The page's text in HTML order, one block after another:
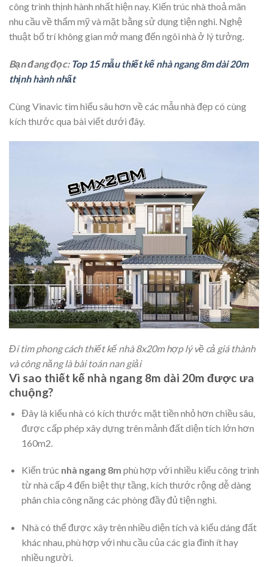
công trình thịnh hành nhất hiện nay. Kiến trúc nhà thoả mãn
nhu cầu về thẩm mỹ và mặt bằng sử dụng tiện nghi. Nghệ
thuật bố trí không gian mở mang đến ngôi nhà ở lý tưởng.
Bạn đang đọc: Top 15 mẫu thiết kế nhà ngang 8m dài 20m
thịnh hành nhất
Cùng Vinavic tìm hiểu sâu hơn về các mẫu nhà đẹp có cùng
kích thước qua bài viết dưới đây.
Đi tìm phong cách thiết kế nhà 8x20m hợp lý về cả giá thành
và công năng là bài toán nan giải
Vì sao thiết kế nhà ngang 8m dài 20m được ưa
chuộng?
Đây là kiểu nhà có kích thước mặt tiền nhỏ hơn chiều sâu,
được cấp phép xây dựng trên mảnh đất diện tích lớn hơn
160m2.
Kiến trúc nhà ngang 8m phù hợp với nhiều kiểu công trình
từ nhà cấp 4 đến biệt thự tầng, kích thước rộng dễ dàng
phân chia công năng các phòng đầy đủ tiện nghi.
Nhà có thể được xây trên nhiều diện tích và kiểu dáng đất
khác nhau, phù hợp với nhu cầu của các gia đình ít hay
nhiều người.